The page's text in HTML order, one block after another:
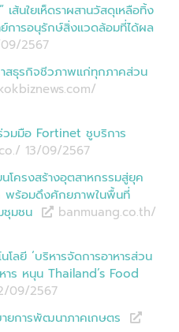
เส้นใยเห็ดราผสานวัสดุเหลือทิ้ง
การอนุรักษ์สิ่งแวดล้อมที่ได้ผล
/2567
สธุรกิจชีวภาพแก่ทุกภาคส่วน
วมมือ Fortinet ชูบริการ
13/09/2567
ครงสร้างอุตสาหกรรมสู่ยุค
พร้อมดึงศักยภาพในพื้นที่
มชน
banmuang.co.th/
โลยี ‘บริหารจัดการอาหารส่วน
าร หนุน Thailand’s Food
09/2567
ยการพัฒนาภาคเกษตร